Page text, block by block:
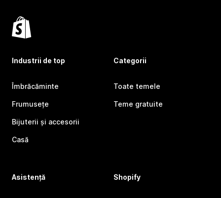
Industrii de top
Îmbrăcăminte
Frumusețe
Bijuterii și accesorii
Casă
Categorii
Toate temele
Teme gratuite
Asistență Shopify